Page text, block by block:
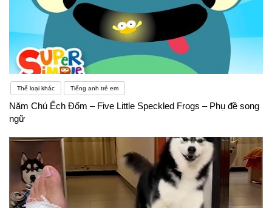
Thể loại khác Tiếng anh trẻ em
Năm Chú Ếch Đốm – Five Little Speckled Frogs – Phụ đề song
ngữ